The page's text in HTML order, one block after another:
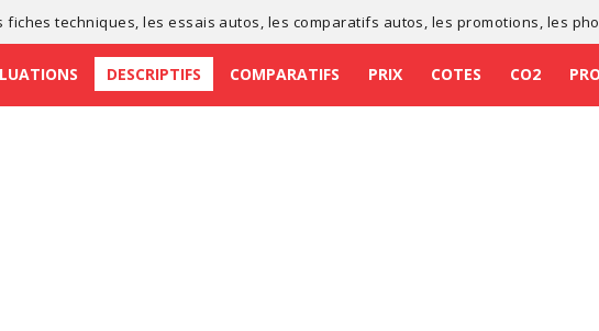
fiches techniques , lesessais autos , les comparatifs autos , les promotions , les
DESCRIPTIFS COMPARATIFS PRIX COTES CO2